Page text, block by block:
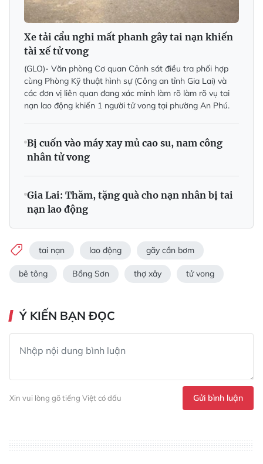
Xe tải cẩu nghi mất phanh gây tai nạn khiến
tài xế tử vong
(GLO)- Văn phòng Cơ quan Cảnh sát điều tra phối hợp
cùng Phòng Kỹ thuật hình sự (Công an tỉnh Gia Lai) và
các đơn vị liên quan đang xác minh làm rõ làm rõ vụ tai
nạn lao động khiến 1 người tử vong tại phường An Phú.
Bị cuốn vào máy xay mủ cao su, nam công
nhân tử vong
Gia Lai: Thăm, tặng quà cho nạn nhân bị tai
nạn lao động
tai nạn lao động gãy cần bơm
bê tông Bồng Sơn thợ xây tử vong
Ý KIẾN BẠN ĐỌC
Xin vui lòng gõ tiếng Việt có dấu Gửi bình luận